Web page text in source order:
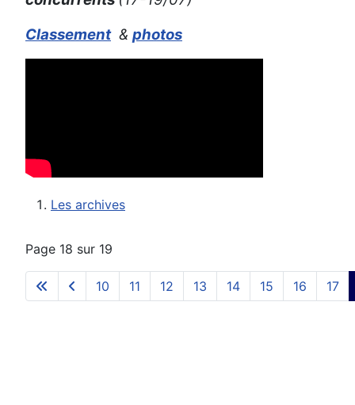
Classement& photos
Les archives
Page 18 sur 19
10 11 12 13 14 15 16 17